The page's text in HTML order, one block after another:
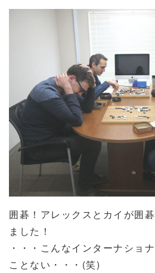
囲碁！アレックスとカイが囲
ました！
・・・こんなインターナショ
ことない・・・(笑)